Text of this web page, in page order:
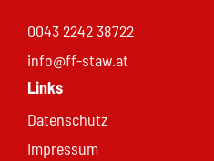
0043 2242 38722
info@ff-staw.at
Links
Datenschutz
Impressum